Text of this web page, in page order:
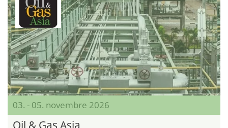
03. - 05. novembre 2026
Oil & Gas Asia